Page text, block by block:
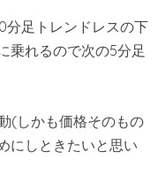
分足トレンドレスの下
乗れるので次の5分足
(しかも価格そのもの
にしときたいと思い